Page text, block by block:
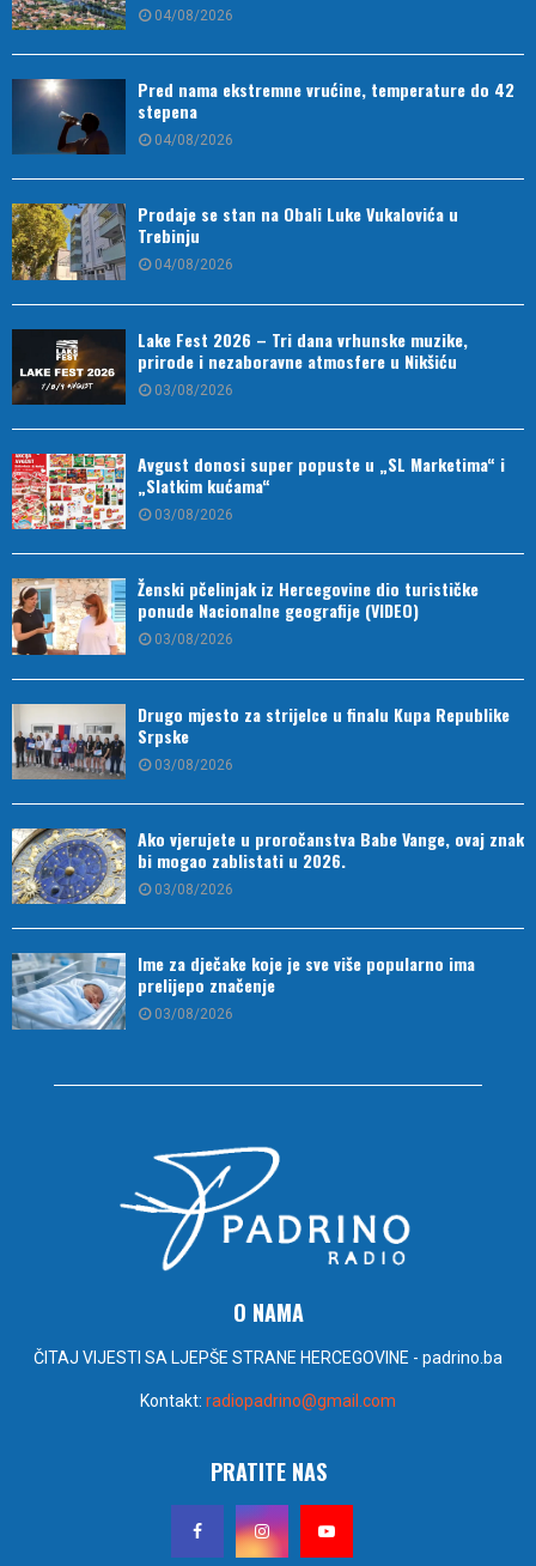
04/08/2026
Pred nama ekstremne vrućine, temperature do 42
stepena
04/08/2026
Prodaje se stan na Obali Luke Vukalovića u
Trebinju
04/08/2026
Lake Fest 2026 – Tri dana vrhunske muzike,
prirode i nezaboravne atmosfere u Nikšiću
03/08/2026
Avgust donosi super popuste u „SL Marketima“ i
„Slatkim kućama“
03/08/2026
Ženski pčelinjak iz Hercegovine dio turističke
ponude Nacionalne geografije (VIDEO)
03/08/2026
Drugo mjesto za strijelce u finalu Kupa Republike
Srpske
03/08/2026
Ako vjerujete u proročanstva Babe Vange, ovaj znak
bi mogao zablistati u 2026.
03/08/2026
Ime za dječake koje je sve više popularno ima
prelijepo značenje
03/08/2026
O NAMA
ČITAJ VIJESTI SA LJEPŠE STRANE HERCEGOVINE - padrino.ba
Kontakt: radiopadrino@gmail.com
PRATITE NAS